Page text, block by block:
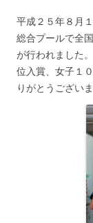
平成２５年８月
総合プールで全
が行われました
位入賞、女子１
りがとうございま